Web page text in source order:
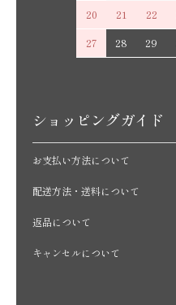
20
21 22
27
28 29
ショッピングガイド
お支払い方法について
配送方法・送料について
返品について
キャンセルについて